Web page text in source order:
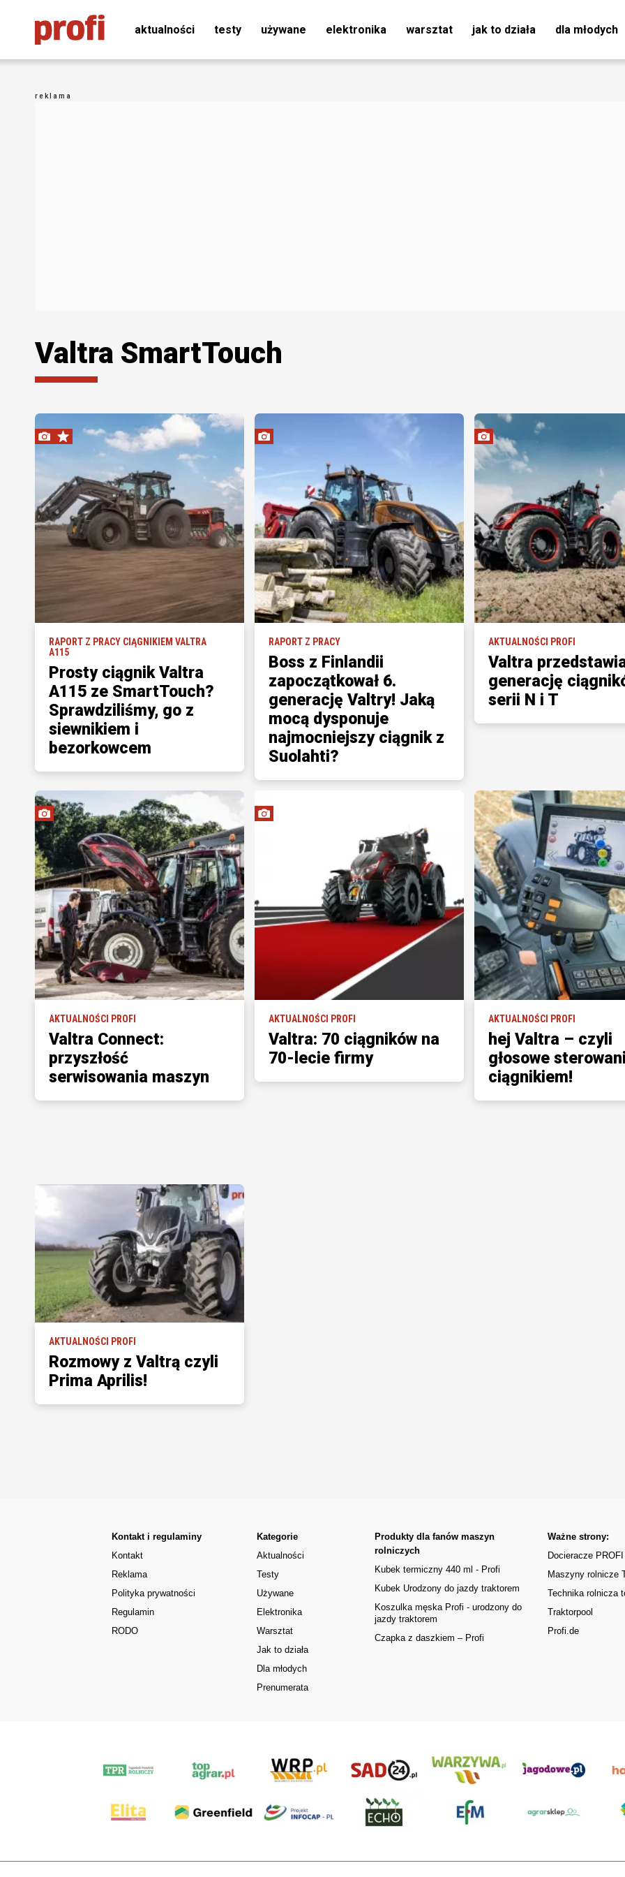
aktualności testy używane elektronika warsztat jak to działa dla młodych
Valtra SmartTouch
RAPORT Z PRACY CIĄGNIKIEM VALTRA
A115
Prosty ciągnik Valtra
A115 ze SmartTouch?
Sprawdziliśmy, go z
siewnikiem i
bezorkowcem
RAPORT Z PRACY
Boss z Finlandii
zapoczątkował 6.
generację Valtry! Jaką
mocą dysponuje
najmocniejszy ciągnik z
Suolahti?
AKTUALNOŚCI PROFI
Valtra
generację
serii N i T
AKTUALNOŚCI PROFI
Valtra Connect:
przyszłość
serwisowania maszyn
AKTUALNOŚCI PROFI
Valtra: 70 ciągników na
70-lecie firmy
AKTUALNOŚCI PROFI
hej Valtra – czyli
głosowe
ciągnikiem!
AKTUALNOŚCI PROFI
Rozmowy z Valtrą czyli
Prima Aprilis!
Kontakt i regulaminy
Kontakt
Reklama
Polityka prywatności
Regulamin
RODO
Kategorie
Aktualności
Testy
Używane
Elektronika
Warsztat
Jak to działa
Dla młodych
Prenumerata
Produkty dla fanów maszyn
rolniczych
Kubek termiczny 440 ml - Profi
Kubek Urodzony do jazdy traktorem
Koszulka męska Profi - urodzony do
jazdy traktorem
Czapka z daszkiem – Profi
Ważne strony:
Docieracze PROFI
Maszyny rolnicze
Technika rolnicza
Traktorpool
Profi.de